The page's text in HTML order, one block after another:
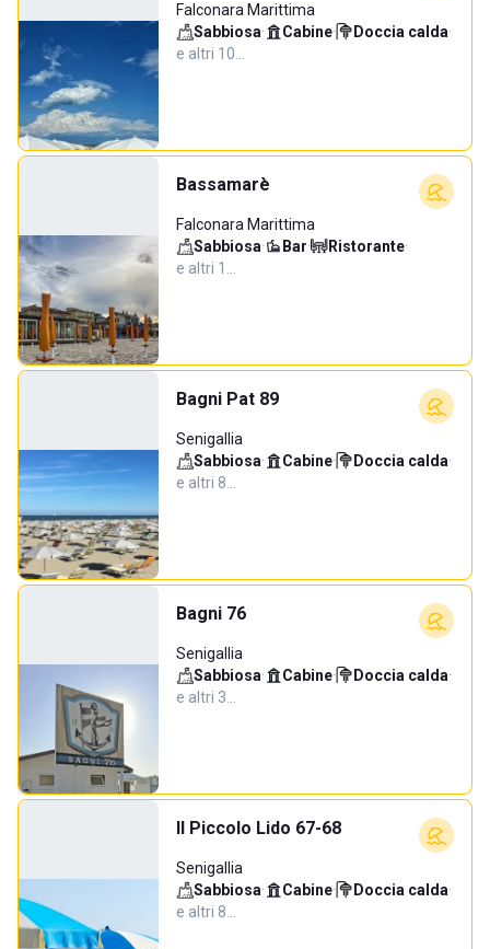
Falconara Marittima
Sabbiosa· Cabine· Doccia calda·
e altri 10…
Bassamarè
Falconara Marittima
Sabbiosa· Bar· Ristorante·
e altri 1…
Bagni Pat 89
Senigallia
Sabbiosa· Cabine· Doccia calda·
e altri 8…
Bagni 76
Senigallia
Sabbiosa· Cabine· Doccia calda·
e altri 3…
Il Piccolo Lido 67-68
Senigallia
Sabbiosa· Cabine· Doccia calda·
e altri 8…